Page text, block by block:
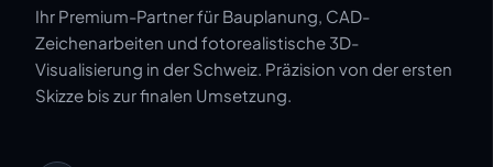
Ihr Premium-Partner für Bauplanung, CAD-
Zeichenarbeiten und fotorealistische 3D-
Visualisierung in der Schweiz. Präzision von der ersten
Skizze bis zur finalen Umsetzung.